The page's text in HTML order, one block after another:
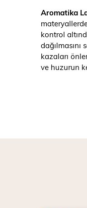
Aromatika
kontrol
kazaları
ve huzurun